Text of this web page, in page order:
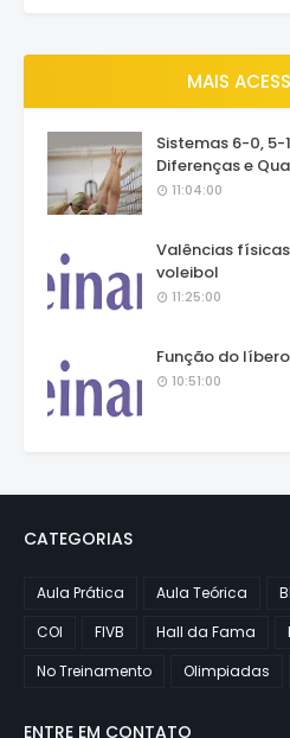
MAIS
Sistemas 6-0, 5-
Diferenças e
11:04:00
Valências
voleibol
11:25:00
Função do
10:51:00
CATEGORIAS
Aula Prática Aula Teórica
COI
FIVB Hall da Fama
No Treinamento
Olimpiadas
ENTRE EM CONTATO